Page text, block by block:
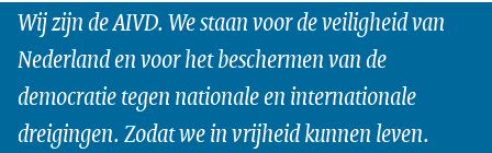
Wij zijn de AIVD. We staan voor de veiligheid van
Nederland en voor het beschermen van de
democratie tegen nationale en internationale
dreigingen. Zodat we in vrijheid kunnen leven.